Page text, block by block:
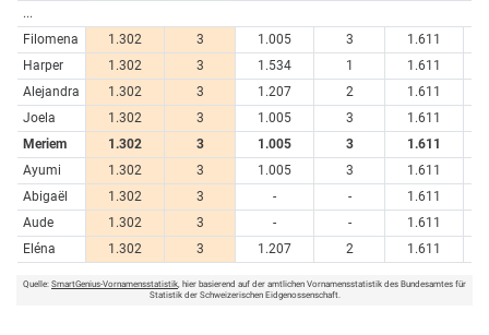
...
Filomena
1.302 3 1.005 3
1.611
Harper
1.302 3 1.534 1
1.611
Alejandra
1.302 3 1.207 2
1.611
Joela
1.302 3 1.005 3
1.611
Meriem
1.302 3 1.005 3
1.611
Ayumi
1.302 3 1.005 3
1.611
Abigaël
1.302 3 - -
1.611
Aude
1.302 3 - -
1.611
Eléna
1.302 3 1.207 2 1.611
Quelle: SmartGenius-Vornamensstatistik, hier basierend auf der amtlichen Vornamensstatistik des Bundesamtes für
Statistik der Schweizerischen Eidgenossenschaft.